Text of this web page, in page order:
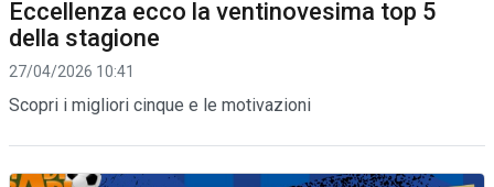
Eccellenza ecco la ventinovesima top 5
della stagione
27/04/2026 10:41
Scopri i migliori cinque e le motivazioni